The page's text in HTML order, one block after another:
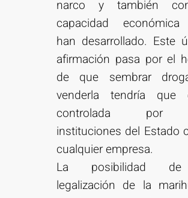
narco y también
capacidad
han desarrollado. Este
afirmación pasa por el
de que sembrar
venderla tendría que
controlada por
instituciones del Estado
cualquier empresa.
La posibilidad
legalización de la